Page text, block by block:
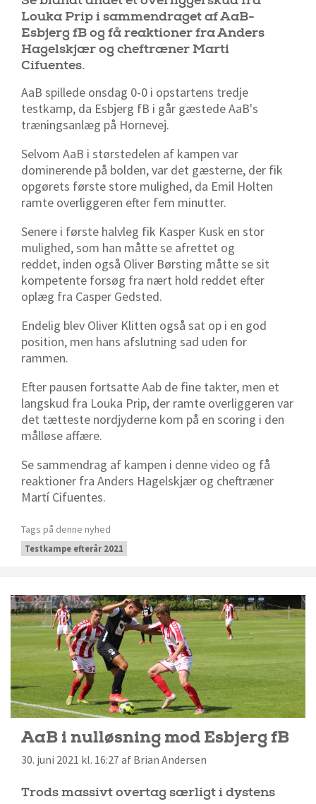
Louka Prip i sammendraget af AaB-
Esbjerg fB og få reaktioner fra Anders
Hagelskjær og cheftræner Martí
Cifuentes.
AaB spillede onsdag 0-0 i opstartens tredje
testkamp, da Esbjerg fB i går gæstede AaB's
træningsanlæg på Hornevej.
Selvom AaB i størstedelen af kampen var
dominerende på bolden, var det gæsterne, der fik
opgørets første store mulighed, da Emil Holten
ramte overliggeren efter fem minutter.
Senere i første halvleg fik Kasper Kusk en stor
mulighed, som han måtte se afrettet og
reddet, inden også Oliver Børsting måtte se sit
kompetente forsøg fra nært hold reddet efter
oplæg fra Casper Gedsted.
Endelig blev Oliver Klitten også sat op i en god
position, men hans afslutning sad uden for
rammen.
Efter pausen fortsatte Aab de fine takter, men et
langskud fra Louka Prip, der ramte overliggeren var
det tætteste nordjyderne kom på en scoring i den
målløse affære.
Se sammendrag af kampen i denne video og få
reaktioner fra Anders Hagelskjær og cheftræner
Martí Cifuentes.
Tags på denne nyhed
Testkampe efterår 2021
AaB i nulløsning mod Esbjerg fB
30. juni 2021 kl. 16:27 af Brian Andersen
Trods massivt overtag særligt i dystens